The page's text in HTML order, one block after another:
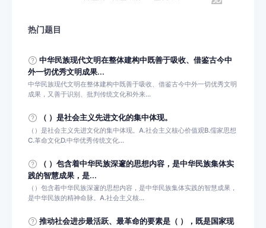
热门题目
中华民族现代文明在整体建构中既善于吸收、借鉴古今中
外一切优秀文明成果...
中华民族现代文明在整体建构中既善于吸收、借鉴古今中外一切优秀文明
成果，又善于识别、批判传统文化和外来...
（ ）是社会主义先进文化的集中体现。
（）是社会主义先进文化的集中体现。A.社会主义核心价值观B.儒家思想
C.革命文化D.中华优秀传统文化...
（ ）包含着中华民族深邃的思想内容，是中华民族集体实
践的智慧成果，是...
（）包含着中华民族深邃的思想内容，是中华民族集体实践的智慧成果，
是中华民族的精神命脉。A.社会主义核...
推动社会进步最活跃、最革命的要素是（ ），既是国家现